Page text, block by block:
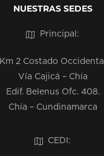
NUESTRAS SEDES
Principal:
Km 2 Costado Occidental
Vía Cajicá – Chía
Edif. Belenus Ofc. 408.
Chía – Cundinamarca
CEDI: